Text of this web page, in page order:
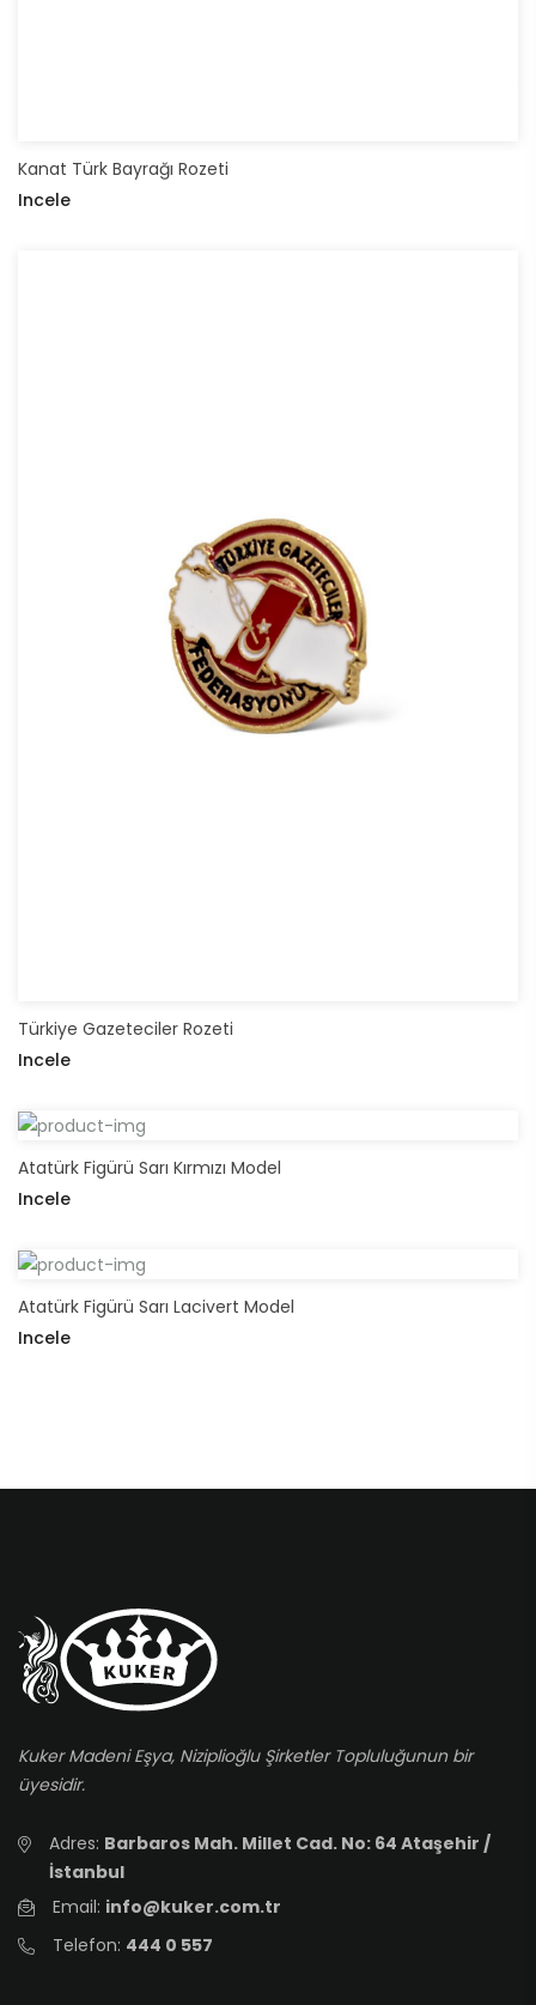
Kanat Türk Bayrağı Rozeti
Incele
Türkiye Gazeteciler Rozeti
Incele
Atatürk Figürü Sarı Kırmızı Model
Incele
Atatürk Figürü Sarı Lacivert Model
Incele
Kuker Madeni Eşya, Niziplioğlu Şirketler Topluluğunun bir
üyesidir.
Adres: Barbaros Mah. Millet Cad. No: 64 Ataşehir /
İstanbul
Email: info@kuker.com.tr
Telefon: 444 0 557